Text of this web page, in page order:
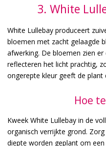
3. White
White Lullebay produceert
bloemen met zacht gelaagde
afwerking. De bloemen zien
reflecteren het licht prachtig,
ongerepte kleur geeft de plant
Hoe
Kweek White Lullebay in de
organisch verrijkte grond.
diepte worden geplant om